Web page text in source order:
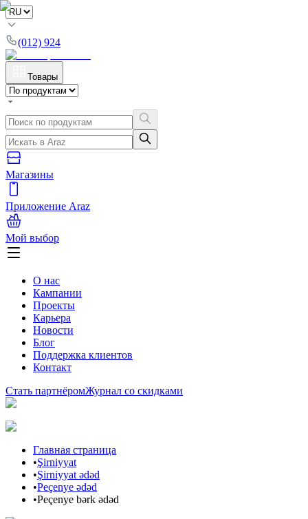
(012) 924
Товары
Магазины
Приложение Araz
Мой выбор
О нас
Кампании
Проекты
Карьера
Новости
Блог
Поддержка клиентов
Контакт
Стать партнёромЖурнал со скидками
Главная страница
•Şirniyyat
•Şirniyyat ədəd
•Peçenye ədəd
•Peçenye bərk ədəd